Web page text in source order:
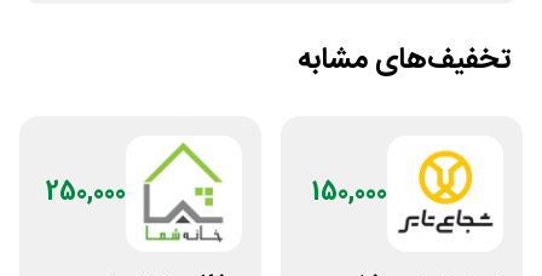
تخفیف‌های مشابه
150,000
250,000